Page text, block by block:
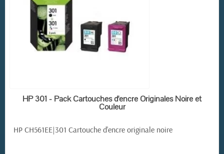
RUPTURE DE STOCK
HP 301 - Pack Cartouches d'encre Originales Noire et
Couleur
HP CH561EE|301 Cartouche d'encre originale noire